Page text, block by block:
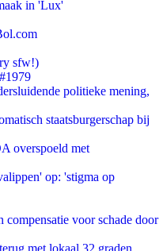
in 'Lux'
sfw!)
politieke mening,
staatsburgerschap bij
overspoeld met
op: 'stigma op
voor schade door
met lokaal 32 graden